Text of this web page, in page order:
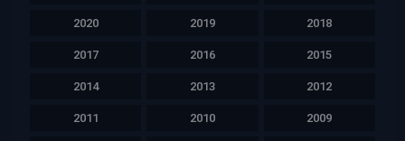
2020 2019 2018
2017 2016 2015
2014 2013 2012
2011 2010 2009